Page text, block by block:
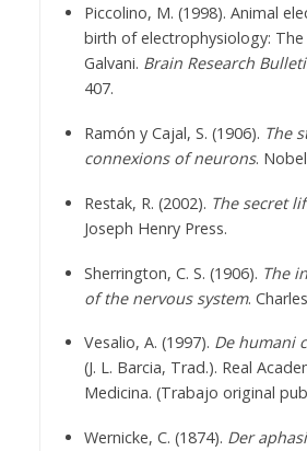
Piccolino, M. (1998). Animal
birth of electrophysiology:
Galvani. Brain Research
407.
Ramón y Cajal, S. (1906). The
connexions of neurons.
Restak, R. (2002). The secret
Joseph Henry Press.
Sherrington, C. S. (1906). The
of the nervous system.
Vesalio, A. (1997). De humani
(J. L. Barcia, Trad.). Real
Medicina. (Trabajo original
Wernicke, C. (1874). Der